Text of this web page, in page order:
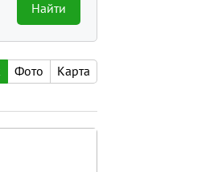
Найти
Фото Карта